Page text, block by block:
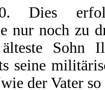
Dies
nur noch zu
Sohn
seine
der Vater so